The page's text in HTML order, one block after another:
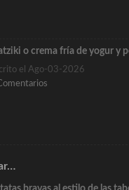
o crema fría de yogur y
el Ago-03-2026